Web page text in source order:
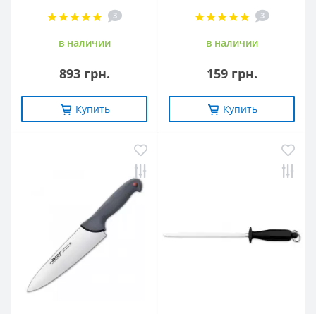
3
в наличии
893 грн.
Купить
3
в наличии
159 грн.
Купить